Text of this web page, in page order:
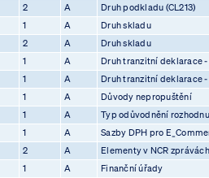
2 A Druh podkladu (CL213)
1 A Druh skladu
2 A Druh skladu
1 A Druh tranzitní deklarace -
1 A Druh tranzitní deklarace -
1 A Důvody nepropuštění
1 A Typ odůvodnění
1 A Sazby DPH pro
2 A Elementy v NCR zprávách
1 A Finanční úřady